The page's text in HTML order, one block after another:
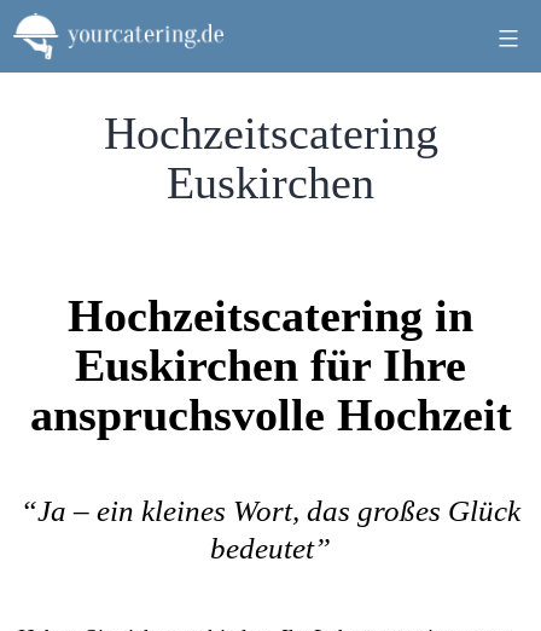
Zum
Inhalt
springen
Hochzeitscatering
Euskirchen
Hochzeitscatering in
Euskirchen für Ihre
anspruchsvolle Hochzeit
“Ja – ein kleines Wort, das großes Glück
bedeutet”